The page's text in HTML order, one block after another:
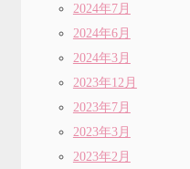
2024年7月
2024年6月
2024年3月
2023年12月
2023年7月
2023年3月
2023年2月